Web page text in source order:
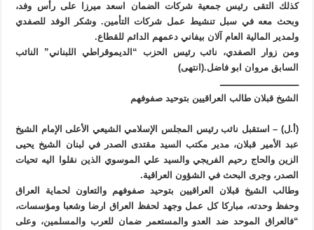
كذلك التقى رئيس جمعية شركات الضمان اسعد ميرزا على رأس وفد،
وبحث معه في سبل تنشيط عمل شركات التأمين. وشكر الوفد للصفدي
ولمدير المالية العام آلان بيفاني دعمهم الدائم للقطاع.
ومن زوار الصفدي، نائب رئيس الحزب “الديموقراطي اللبناني” النائب
السابق مروان ابو فاضل.(انتهى)
ــــــــــــــــــــــــــــ
الشيخ قبلان طالب العراقيين بتوحيد صفوفهم
(أ.ل) – استقبل نائب رئيس المجلس الإسلامي الشيعي الأعلى الإمام الشيخ
عبد الأمير قبلان، مدير مكتب السيد مقتدى الصدر في لبنان الشيخ يحيى
الزين والحاج رحيم الفريجي والسيد علي الموسوي الذين نقلوا اليه تحيات
الصدر، وجرى البحث في الشؤون العراقية.
وطالب الشيخ قبلان العراقيين بتوحيد صفوفهم والتعاون لحماية العراق
وحفظ وحدته، مباركا كل عمل وجهد لحفظ العراق ارضا وشعبا ومؤسسات،
“فالعراق الموحد ضد العدو والمستعمر ضمان للعرب والمسلمين، وعلى